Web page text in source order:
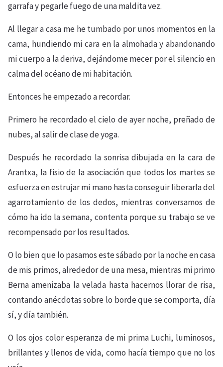
garrafa y pegarle fuego de una maldita vez.
Al llegar a casa me he tumbado por unos momentos en la
cama, hundiendo mi cara en la almohada y abandonando
mi cuerpo a la deriva, dejándome mecer por el silencio en
calma del océano de mi habitación.
Entonces he empezado a recordar.
Primero he recordado el cielo de ayer noche, preñado de
nubes, al salir de clase de yoga.
Después he recordado la sonrisa dibujada en la cara de
Arantxa, la fisio de la asociación que todos los martes se
esfuerza en estrujar mi mano hasta conseguir liberarla del
agarrotamiento de los dedos, mientras conversamos de
cómo ha ido la semana, contenta porque su trabajo se ve
recompensado por los resultados.
O lo bien que lo pasamos este sábado por la noche en casa
de mis primos, alrededor de una mesa, mientras mi primo
Berna amenizaba la velada hasta hacernos llorar de risa,
contando anécdotas sobre lo borde que se comporta, día
sí, y día también.
O los ojos color esperanza de mi prima Luchi, luminosos,
brillantes y llenos de vida, como hacía tiempo que no los